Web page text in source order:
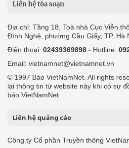
Liên hệ tòa soạn
Địa chỉ: Tầng 18, Toà nhà Cục Viễn
Đình Nghệ, phường Cầu Giấy, TP. Hà
Điện thoại: 02439369898 - Hotline:
Email: vietnamnet@vietnamnet.vn
© 1997 Báo VietNamNet. All rights
lại thông tin từ website này khi có sự
báo VietNamNet.
Liên hệ quảng cáo
Công ty Cổ phần Truyền thông